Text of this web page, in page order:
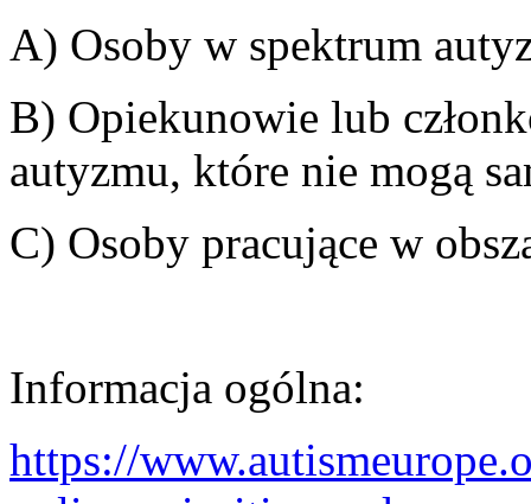
A) Osoby w spektrum
B) Opiekunowie lub
autyzmu, które nie mogą
C) Osoby pracujące w
Informacja ogólna:
https://